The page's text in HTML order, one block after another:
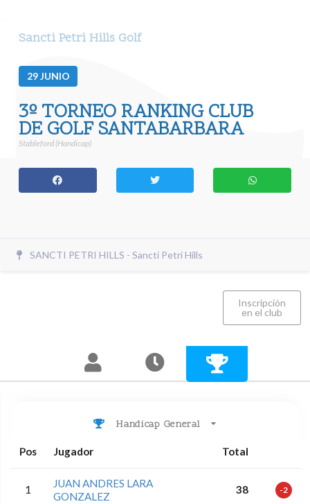
Sancti Petri Hills Golf
29JUNIO
3º TORNEO RANKING CLUB
DE GOLF SANTABARBARA
Stableford (Handicap)
SANCTI PETRI HILLS - Sancti Petri Hills
Inscripción
en el club
Handicap General
Pos Jugador Total
1
JUAN ANDRES LARA
GONZALEZ
38 -2